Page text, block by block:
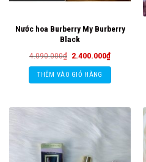
Nước hoa Burberry My Burberry
Black
4.090.000₫ Giá
là:
4.090.000₫.
2.400.000₫Giá
tại
2.400.000₫.
THÊM VÀO GIỎ HÀNG